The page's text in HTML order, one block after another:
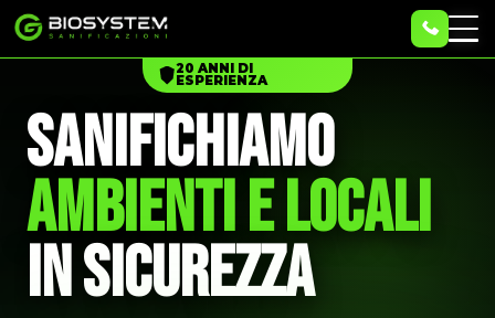
20 ANNI DI
ESPERIENZA
SANIFICHIAMO
AMBIENTI E LOCALI
IN SICUREZZA